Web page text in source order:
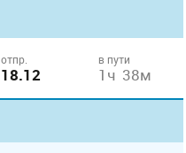
отпр.
18.12
в пути
1ч 38м